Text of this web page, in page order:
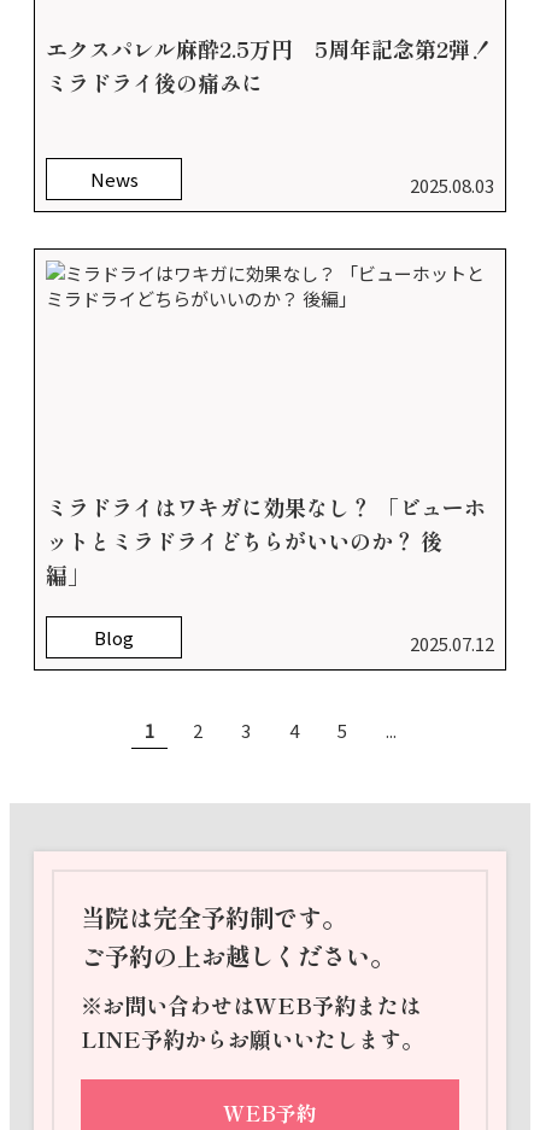
News 2025.08.03
エクスパレル麻酔2.5万円 5周年記念第2弾！
ミラドライ後の痛みに
Blog 2025.07.12
ミラドライはワキガに効果なし？ 「ビューホ
ットとミラドライどちらがいいのか？ 後
編」
1 2 3 4 5 ...
当院は完全予約制です。
ご予約の上お越しください。
※お問い合わせはWEB予約または
LINE予約からお願いいたします。
WEB予約